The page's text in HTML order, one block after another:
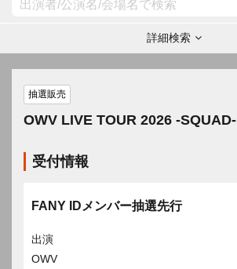
詳細検索
抽選販売
OWV LIVE TOUR 2026 -SQUAD-
受付情報
FANY IDメンバー抽選先行
出演
OWV